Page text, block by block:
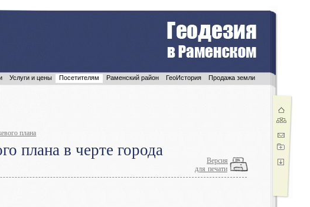
Услуги и цены Посетителям Раменский район ГеоИстория Продажа земли
плана
плана в черте города
Версия
для печати